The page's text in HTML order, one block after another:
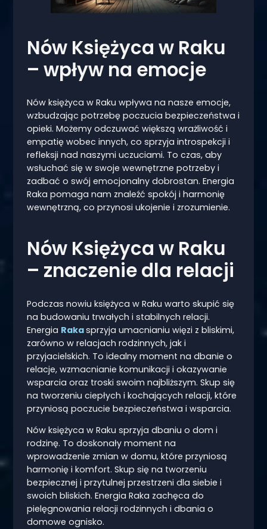
Nów Księżyca w Raku
– wpływ na emocje
Nów księżyca w Raku wpływa na nasze emocje,
wzbudzając potrzebę poczucia bezpieczeństwa i
opieki. Możemy odczuwać większą wrażliwość i
empatię wobec innych, co sprzyja introspekcji i
refleksji nad naszymi uczuciami. To czas, aby
wsłuchać się w swoje wewnętrzne potrzeby i
zadbać o swój emocjonalny dobrostan. Energia
Raka pomaga nam znaleźć spokój i harmonię
wewnętrzną, co przynosi ukojenie i zrozumienie.
Nów Księżyca w Raku
– znaczenie dla relacji
Podczas nowiu księżyca w Raku warto skupić się
na budowaniu trwałych i stabilnych relacji.
Energia Rakasprzyja umacnianiu więzi z bliskimi,
zarówno w relacjach rodzinnych, jak i
przyjacielskich. To idealny moment na dbanie o
relacje, wzmacnianie komunikacji i okazywanie
wsparcia oraz troski swoim najbliższym. Skup się
na tworzeniu ciepłych i kochających relacji, które
przyniosą poczucie bezpieczeństwa i wsparcia.
Nów księżyca w Raku sprzyja dbaniu o dom i
rodzinę. To doskonały moment na
wprowadzenie zmian w domu, które przyniosą
harmonię i komfort. Skup się na tworzeniu
bezpiecznej i przytulnej przestrzeni dla siebie i
swoich bliskich. Energia Raka zachęca do
pielęgnowania relacji rodzinnych i dbania o
domowe ognisko.